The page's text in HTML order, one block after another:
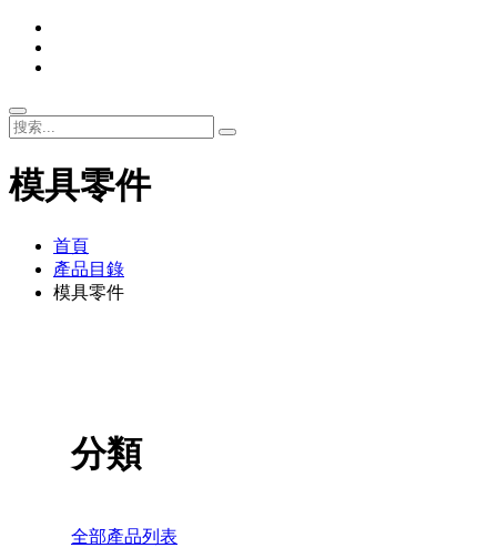
模具零件
首頁
產品目錄
模具零件
分類
全部產品列表